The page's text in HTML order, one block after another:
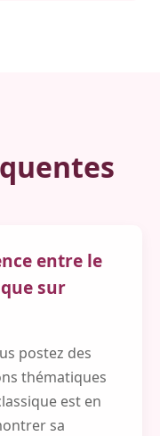
entre le
sur
postez des
thématiques
est en
sa